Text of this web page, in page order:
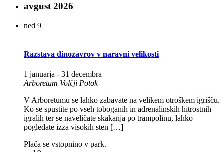
avgust 2026
ned 9
Razstava dinozavrov v naravni velikosti
1 januarja - 31 decembra
Arboretum Volčji Potok
V Arboretumu se lahko zabavate na velikem otroškem igrišču.
Ko se spustite po vseh toboganih in adrenalinskih hitrostnih
igralih ter se naveličate skakanja po trampolinu, lahko
pogledate izza visokih sten […]
Plača se vstopnino v park.